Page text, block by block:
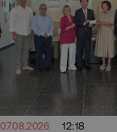
07.08.2026 12:18